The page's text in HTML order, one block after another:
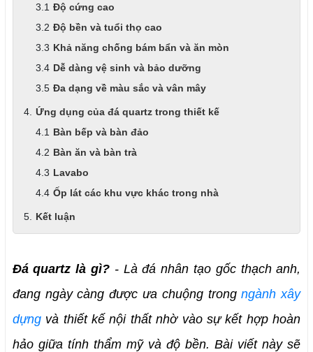
Độ cứng cao
Độ bền và tuổi thọ cao
Khả năng chống bám bẩn và ăn mòn
Dễ dàng vệ sinh và bảo dưỡng
Đa dạng về màu sắc và vân mây
Ứng dụng của đá quartz trong thiết kế
Bàn bếp và bàn đảo
Bàn ăn và bàn trà
Lavabo
Ốp lát các khu vực khác trong nhà
Kết luận
Đá quartz là gì? - Là đá nhân tạo gốc thạch anh,
đang ngày càng được ưa chuộng trong ngành xây
dựng và thiết kế nội thất nhờ vào sự kết hợp hoàn
hảo giữa tính thẩm mỹ và độ bền. Bài viết này sẽ